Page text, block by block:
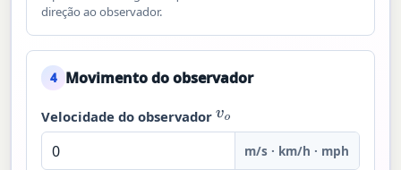
direção ao observador.
4 Movimento do observador
Velocidade do observadorvo
m/s · km/h · mph